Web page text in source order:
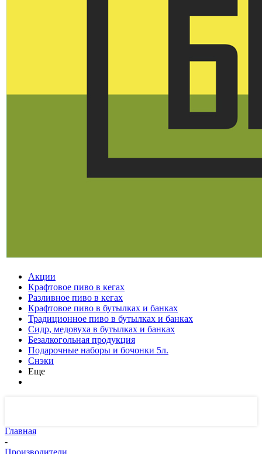
Акции
Крафтовое пиво в кегах
Разливное пиво в кегах
Крафтовое пиво в бутылках и банках
Традиционное пиво в бутылках и банках
Сидр, медовуха в бутылках и банках
Безалкогольная продукция
Подарочные наборы и бочонки 5л.
Снэки
Еще
Главная
-
Производители